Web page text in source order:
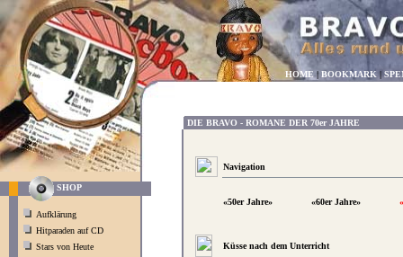
HOME | BOOKMARK |
SHOP
Aufklärung
Hitparaden auf CD
Stars von Heute
DIE BRAVO - ROMANE DER 70er JAHRE
Navigation
«50er Jahre» «60er Jahre»
Küsse nach dem Unterricht